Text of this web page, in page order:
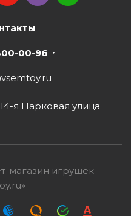
00-96
я Парковая улица
магазин игрушек